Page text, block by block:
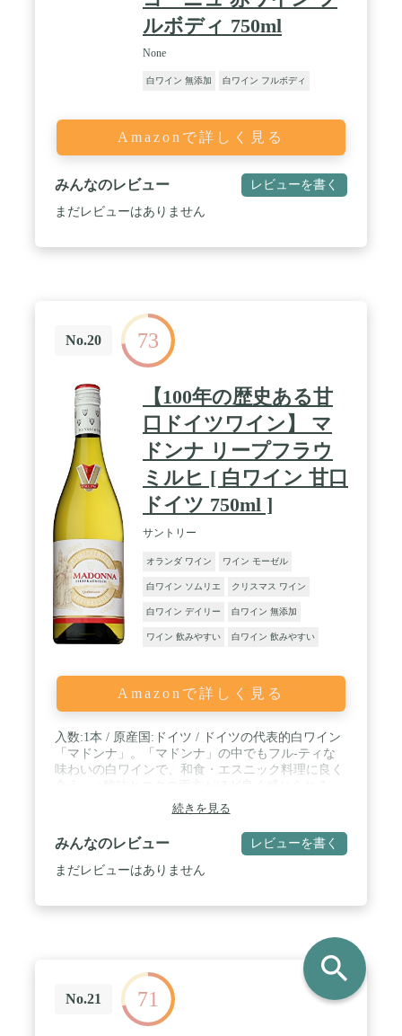
ルボディ 750ml
None
白ワイン 無添加 白ワイン フルボディ
Amazonで詳しく見る
みんなのレビュー レビューを書く
まだレビューはありません
No.20 73
【100年の歴史ある甘
口ドイツワイン】 マ
ドンナ リープフラウ
ミルヒ [ 白ワイン 甘口
ドイツ 750ml ]
サントリー
オランダ ワイン ワイン モーゼル
白ワイン ソムリエ クリスマス ワイン
白ワイン デイリー 白ワイン 無添加
ワイン 飲みやすい 白ワイン 飲みやすい
Amazonで詳しく見る
入数:1本 / 原産国:ドイツ / ドイツの代表的白ワイン
「マドンナ」。「マドンナ」の中でもフル-ティな
味わいの白ワインで、和食・エスニック料理に良く
/ 相性のよい料理:茶碗蒸し/パスタ ペスカトーレ/シ
続きを見る
みんなのレビュー レビューを書く
まだレビューはありません
No.21 71
search